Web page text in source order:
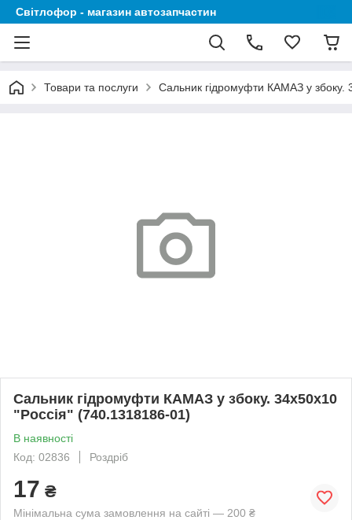
Світлофор - магазин автозапчастин
Товари та послуги Сальник гідромуфти КАМАЗ у збоку.
Сальник гідромуфти КАМАЗ у збоку. 34х50х10
"Россія" (740.1318186-01)
В наявності
Код: 02836
Роздріб
17 ₴
Мінімальна сума замовлення на сайті — 200 ₴